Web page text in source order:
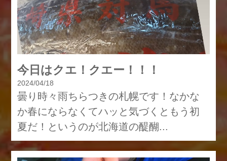
今日はクエ！クエー！！！
2024/04/18
曇り時々雨ちらつきの札幌です！なかな
か春にならなくてハッと気づくともう初
夏だ！というのが北海道の醍醐...